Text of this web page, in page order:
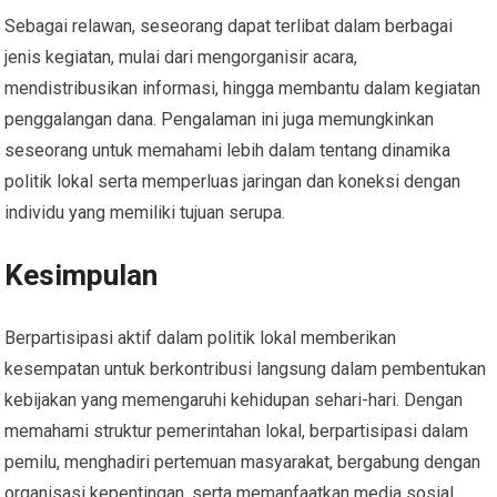
Sebagai relawan, seseorang dapat terlibat dalam berbagai
jenis kegiatan, mulai dari mengorganisir acara,
mendistribusikan informasi, hingga membantu dalam kegiatan
penggalangan dana. Pengalaman ini juga memungkinkan
seseorang untuk memahami lebih dalam tentang dinamika
politik lokal serta memperluas jaringan dan koneksi dengan
individu yang memiliki tujuan serupa.
Kesimpulan
Berpartisipasi aktif dalam politik lokal memberikan
kesempatan untuk berkontribusi langsung dalam pembentukan
kebijakan yang memengaruhi kehidupan sehari-hari. Dengan
memahami struktur pemerintahan lokal, berpartisipasi dalam
pemilu, menghadiri pertemuan masyarakat, bergabung dengan
organisasi kepentingan, serta memanfaatkan media sosial,